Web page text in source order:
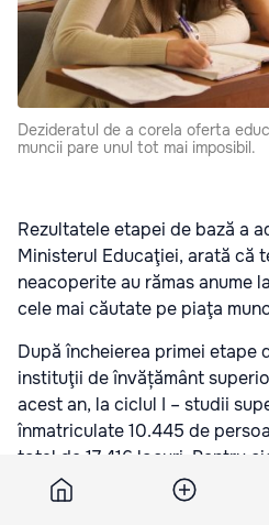
Dezideratul de a corela oferta
muncii pare unul tot mai imposibil.
Rezultatele etapei de bază a
Ministerul Educaţiei, arată că
neacoperite au rămas anume
cele mai căutate pe piaţa
După încheierea primei etape
instituţii de învățământ
acest an, la ciclul I – studii
înmatriculate 10.445 de
total de 17.416 locuri. Pentru
de master – au fost admise